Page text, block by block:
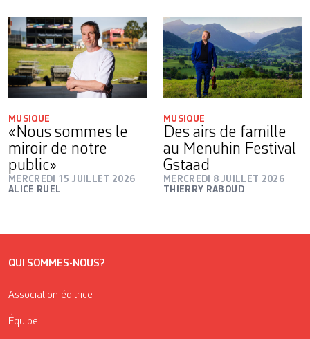
MUSIQUE
«Nous sommes le
miroir de notre
public»
MERCREDI 15 JUILLET 2026
ALICE RUEL
MUSIQUE
Des airs de famille
au Menuhin Festival
Gstaad
MERCREDI 8 JUILLET 2026
THIERRY RABOUD
QUI SOMMES-NOUS?
Association éditrice
Équipe